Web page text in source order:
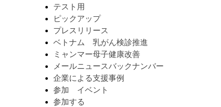
テスト用
ピックアップ
プレスリリース
ベトナム 乳がん検診推進
ミャンマー母子健康改善
メールニュースバックナンバー
企業による支援事例
参加 イベント
参加する